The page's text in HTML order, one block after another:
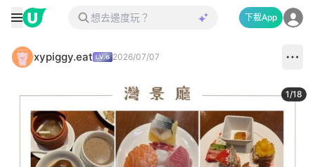
下載App
xypiggy.eat 2026/07/07
1/18